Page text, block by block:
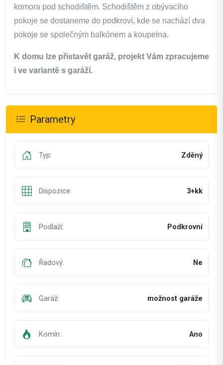
komora pod schodištěm. Schodištěm z obývacího
pokoje se dostaneme do podkroví, kde se nachází dva
pokoje se společným balkónem a koupelna.
K domu lze přistavět garáž, projekt Vám zpracujeme
i ve variantě s garáží.
Parametry
Typ: Zděný
Dispozice: 3+kk
Podlaží: Podkrovní
Řadový: Ne
Garáž: možnost garáže
Komín: Ano